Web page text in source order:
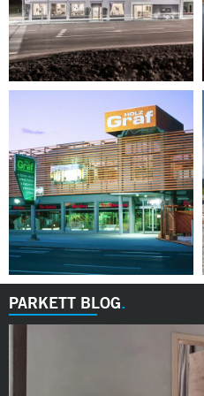
PARKETT BLOG